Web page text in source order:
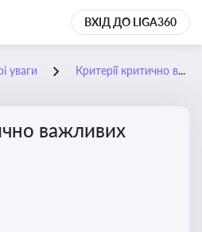
ВХІД ДО LIGA360
уваги Критерії критично важливих підприємств
важливих